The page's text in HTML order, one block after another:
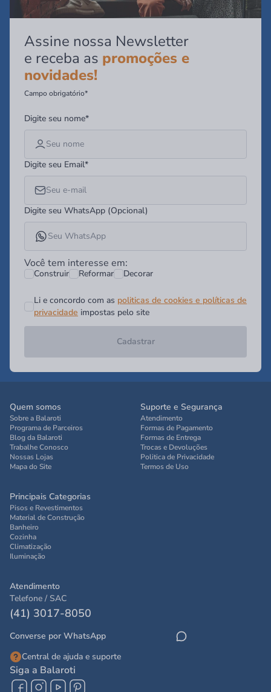
Assine nossa Newsletter
e receba as promoções e
novidades!
Campo obrigatório*
Digite seu nome*
Digite seu Email*
Digite seu WhatsApp (Opcional)
Você tem interesse em:
Construir Reformar Decorar
Li e concordo com as politicas de cookies e políticas de
privacidade impostas pelo site
Cadastrar
Quem somos
Sobre a Balaroti
Programa de Parceiros
Blog da Balaroti
Trabalhe Conosco
Nossas Lojas
Mapa do Site
Suporte e Segurança
Atendimento
Formas de Pagamento
Formas de Entrega
Trocas e Devoluções
Politica de Privacidade
Termos de Uso
Principais Categorias
Pisos e Revestimentos
Material de Construção
Banheiro
Cozinha
Climatização
Iluminação
Atendimento
Telefone / SAC
(41) 3017-8050
Converse por WhatsApp
Central de ajuda e suporte
Siga a Balaroti